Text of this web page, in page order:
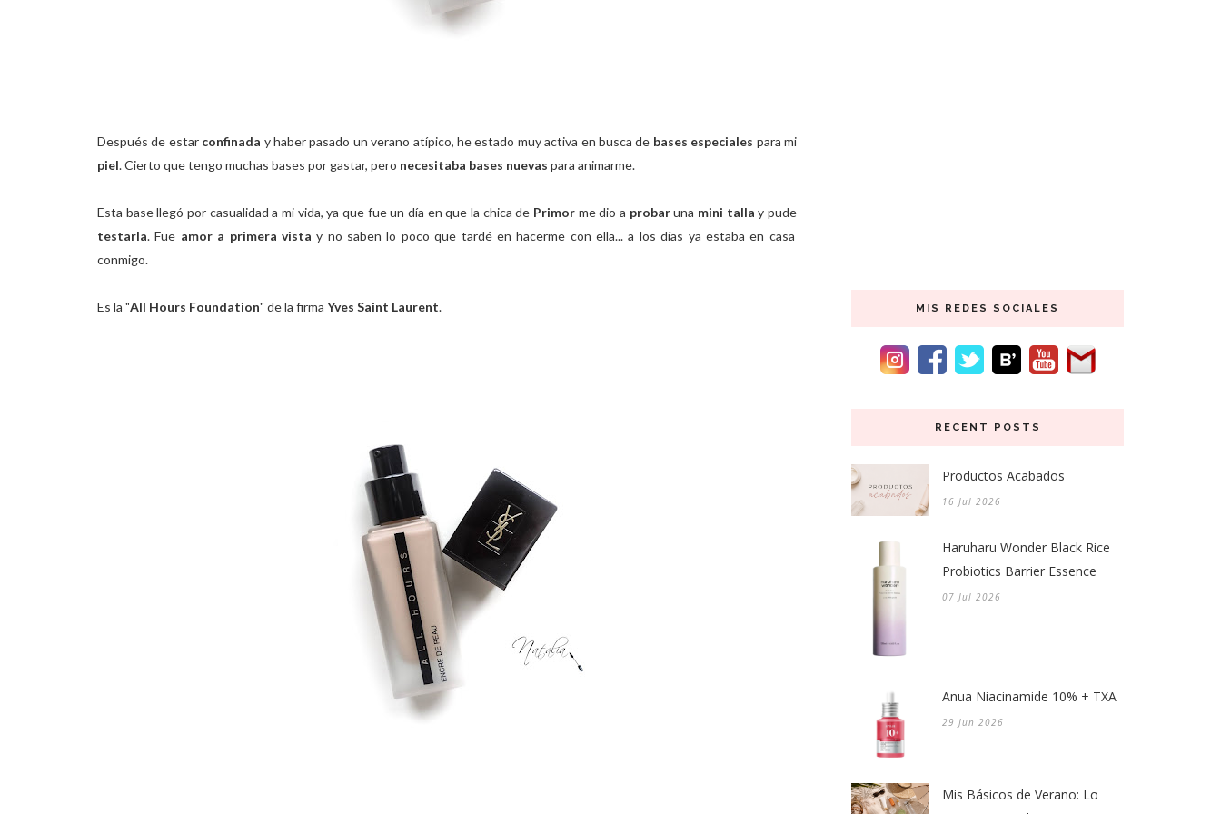
Después de estarconfinada y haber pasado un verano atípico, he estado muy activa en busca de bases especiales para mi
piel. Cierto que tengo muchas bases por gastar, pero necesitaba bases nuevas para animarme.
Esta base llegó por casualidad a mi vida, ya que fue un día en que la chica de Primor me dio a probaruna mini talla y pude
testarla. Fue amor a primera vista y no saben lo poco que tardé en hacerme con ella... a los días ya estaba en casa
conmigo.
Es la "All Hours Foundation" de la firma Yves Saint Laurent. MIS REDES SOCIALES
RECENT POSTS
Productos Acabados
16 Jul 2026
Haruharu Wonder Black Rice
Probiotics Barrier Essence
07 Jul 2026
Anua Niacinamide 10% + TXA
29 Jun 2026
Mis Básicos de Verano: Lo